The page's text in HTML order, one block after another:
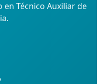
Técnico Auxiliar de